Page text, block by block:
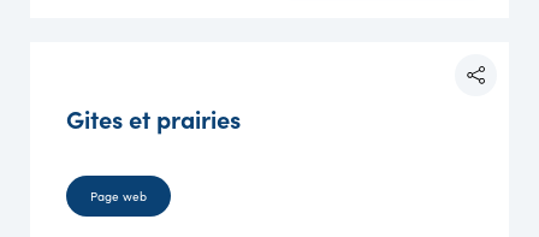
Gites et prairies
Page web